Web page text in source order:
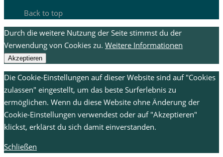
Back to top
Durch die weitere Nutzung der Seite stimmst du der
Verwendung von Cookies zu. Weitere Informationen
Akzeptieren
Die Cookie-Einstellungen auf dieser Website sind auf "Cookies
zulassen" eingestellt, um das beste Surferlebnis zu
ermöglichen. Wenn du diese Website ohne Änderung der
Cookie-Einstellungen verwendest oder auf "Akzeptieren"
klickst, erklärst du sich damit einverstanden.
Schließen